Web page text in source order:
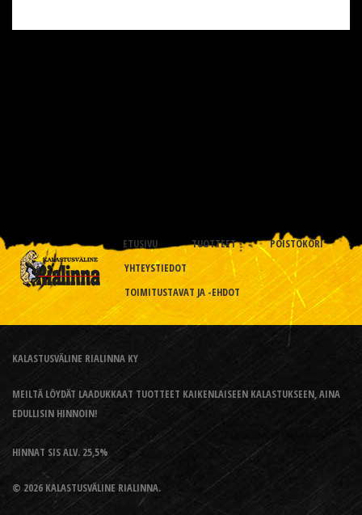
ETUSIVU TUOTTEET
POISTOKORI
YHTEYSTIEDOT
TOIMITUSTAVAT JA -EHDOT
KALASTUSVÄLINE RIALINNA KY
MEILTÄ LÖYDÄT LAADUKKAAT TUOTTEET KAIKENLAISEEN KALASTUKSEEN, AINA
EDULLISIN HINNOIN!
HINNAT SIS ALV. 25,5%
© 2026 KALASTUSVÄLINE RIALINNA.